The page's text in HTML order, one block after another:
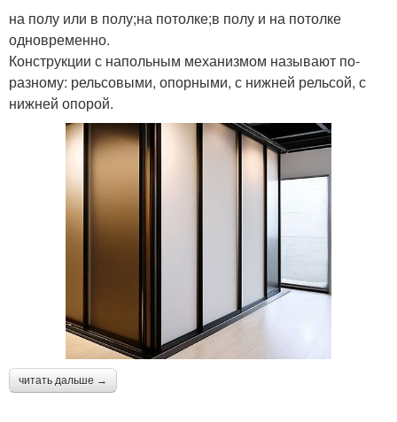
на полу или в полу;на потолке;в полу и на потолке
одновременно.
Конструкции с напольным механизмом называют по-
разному: рельсовыми, опорными, с нижней рельсой, с
нижней опорой.
читать дальше →